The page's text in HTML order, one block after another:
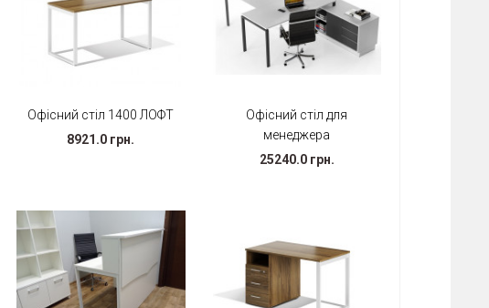
Офісний стіл 1400 ЛОФТ
8921.0 грн.
Офісний стіл для
менеджера
25240.0 грн.